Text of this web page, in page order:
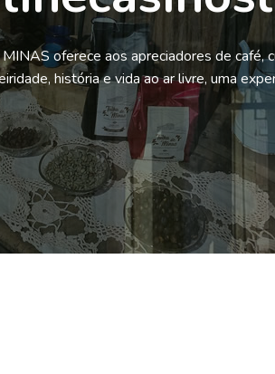
oferece aos apreciadores de café,
história e vida ao ar livre, uma